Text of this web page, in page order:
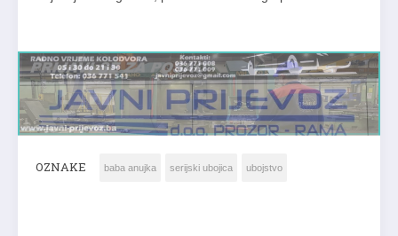
OZNAKE baba anujka serijski ubojica ubojstvo